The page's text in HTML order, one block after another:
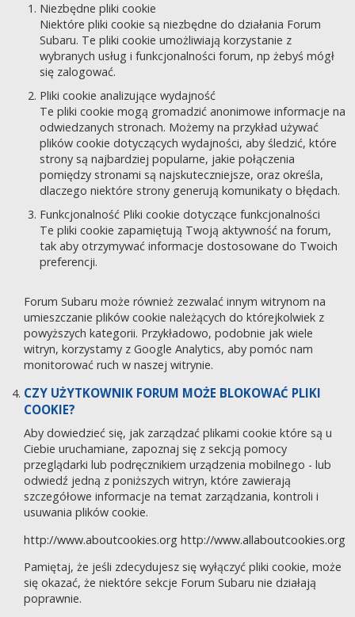
Niezbędne pliki cookie
Niektóre pliki cookie są niezbędne do działania Forum
Subaru. Te pliki cookie umożliwiają korzystanie z
wybranych usług i funkcjonalności forum, np żebyś mógł
się zalogować.
Pliki cookie analizujące wydajność
Te pliki cookie mogą gromadzić anonimowe informacje na
odwiedzanych stronach. Możemy na przykład używać
plików cookie dotyczących wydajności, aby śledzić, które
strony są najbardziej popularne, jakie połączenia
pomiędzy stronami są najskuteczniejsze, oraz określa,
dlaczego niektóre strony generują komunikaty o błędach.
Funkcjonalność Pliki cookie dotyczące funkcjonalności
Te pliki cookie zapamiętują Twoją aktywność na forum,
tak aby otrzymywać informacje dostosowane do Twoich
preferencji.
Forum Subaru może również zezwalać innym witrynom na
umieszczanie plików cookie należących do którejkolwiek z
powyższych kategorii. Przykładowo, podobnie jak wiele
witryn, korzystamy z Google Analytics, aby pomóc nam
monitorować ruch w naszej witrynie.
CZY UŻYTKOWNIK FORUM MOŻE BLOKOWAĆ PLIKI
COOKIE?
Aby dowiedzieć się, jak zarządzać plikami cookie które są u
Ciebie uruchamiane, zapoznaj się z sekcją pomocy
przeglądarki lub podręcznikiem urządzenia mobilnego - lub
odwiedź jedną z poniższych witryn, które zawierają
szczegółowe informacje na temat zarządzania, kontroli i
usuwania plików cookie.
http://www.aboutcookies.org http://www.allaboutcookies.org
Pamiętaj, że jeśli zdecydujesz się wyłączyć pliki cookie, może
się okazać, że niektóre sekcje Forum Subaru nie działają
poprawnie.